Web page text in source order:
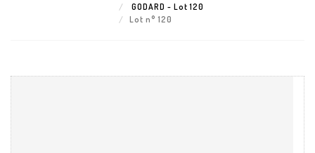
GODARD - Lot 120
Lot n° 120